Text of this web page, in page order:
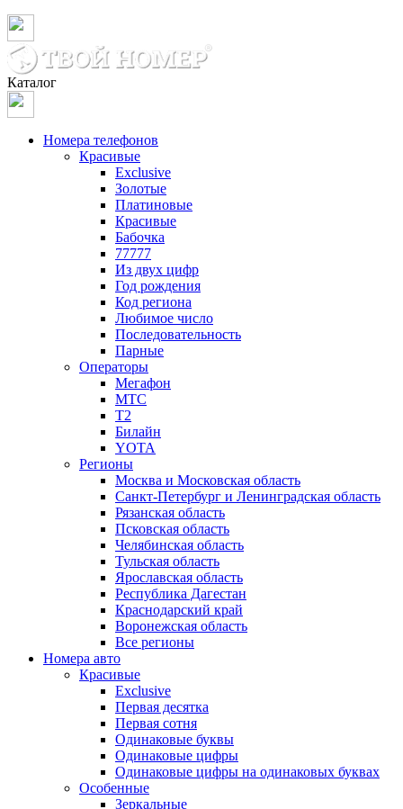
Каталог
Номера телефонов
Красивые
Exclusive
Золотые
Платиновые
Красивые
Бабочка
77777
Из двух цифр
Год рождения
Код региона
Любимое число
Последовательность
Парные
Операторы
Мегафон
МТС
Т2
Билайн
YOTA
Регионы
Москва и Московская область
Санкт-Петербург и Ленинградская область
Рязанская область
Псковская область
Челябинская область
Тульская область
Ярославская область
Республика Дагестан
Краснодарский край
Воронежская область
Все регионы
Номера авто
Красивые
Exclusive
Первая десятка
Первая сотня
Одинаковые буквы
Одинаковые цифры
Одинаковые цифры на одинаковых буквах
Особенные
Зеркальные